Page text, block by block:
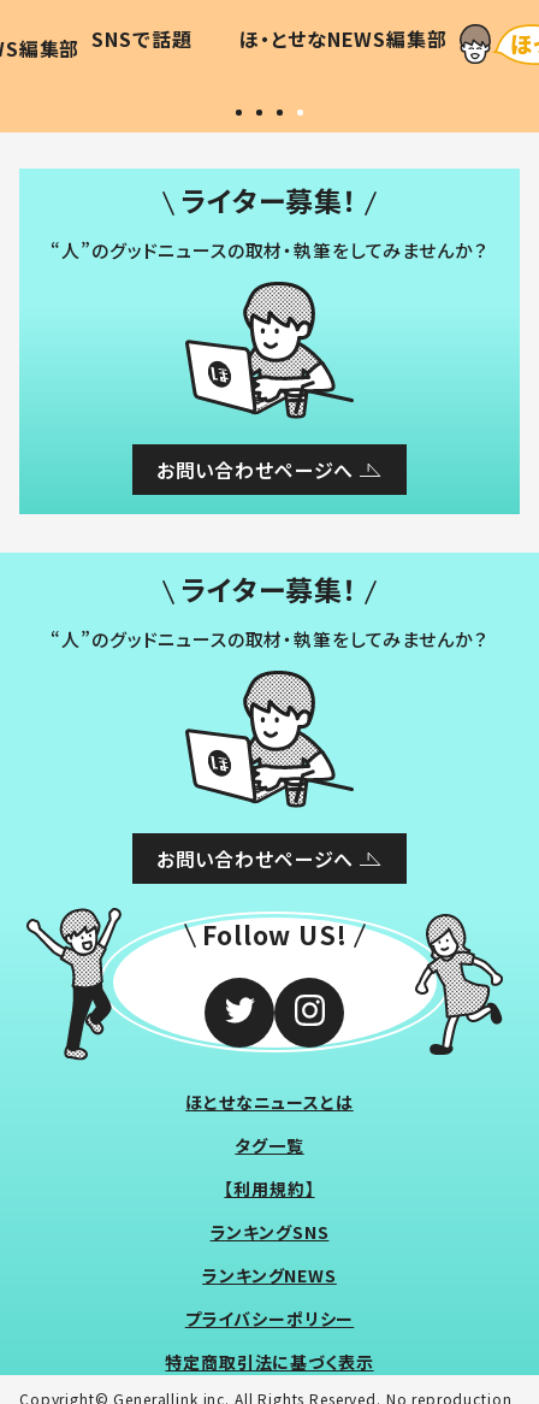
編集部
作り続ける理由とは #令和の親
#令和の子
SNSで話題 ほ・とせなNEWS編集部 「涙が
い」
ライター募集！
“人”のグッドニュースの取材・執筆をしてみませんか？
お問い合わせページへ
ライター募集！
“人”のグッドニュースの取材・執筆をしてみませんか？
お問い合わせページへ
Follow US!
ほとせなニュースとは
タグ一覧
【利用規約】
ランキングSNS
ランキングNEWS
プライバシーポリシー
特定商取引法に基づく表示
Copyright© Generallink inc. All Rights Reserved. No reproduction